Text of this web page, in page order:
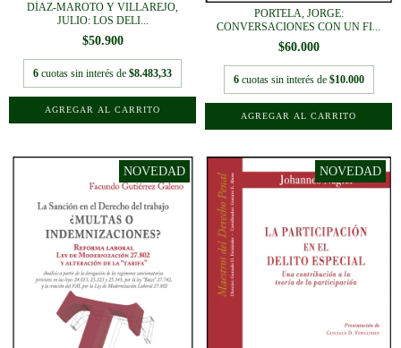
DÍAZ-MAROTO Y VILLAREJO,
JULIO: LOS DELI...
$50.900
6 cuotas sin interés de $8.483,33
PORTELA, JORGE:
CONVERSACIONES CON UN FI...
$60.000
6 cuotas sin interés de $10.000